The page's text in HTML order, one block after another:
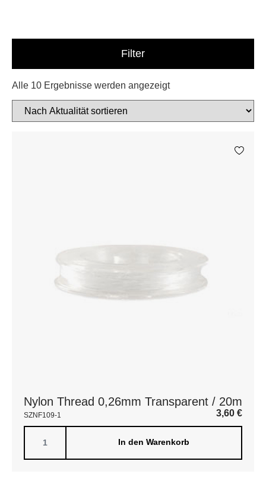
Filter
Alle 10 Ergebnisse werden angezeigt
Nylon Thread 0,26mm Transparent / 20m
SZNF109-1 3,60 €
In den Warenkorb